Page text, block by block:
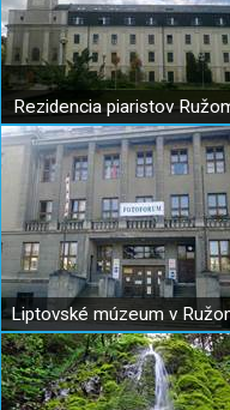
Rezidencia piaristov
Liptovské múzeum v